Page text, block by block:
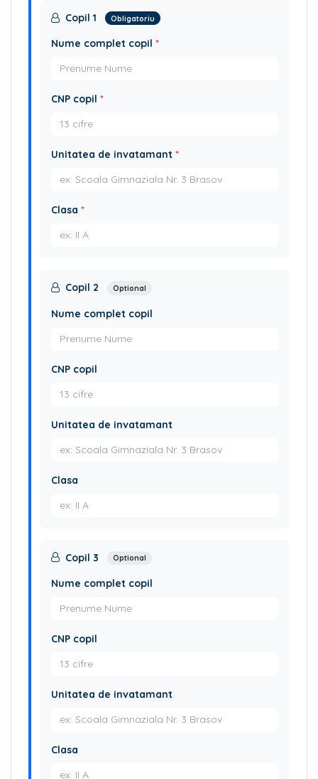
Copil 1 Obligatoriu
Nume complet copil *
CNP copil *
Unitatea de invatamant *
Clasa *
Copil 2 Optional
Nume complet copil
CNP copil
Unitatea de invatamant
Clasa
Copil 3 Optional
Nume complet copil
CNP copil
Unitatea de invatamant
Clasa